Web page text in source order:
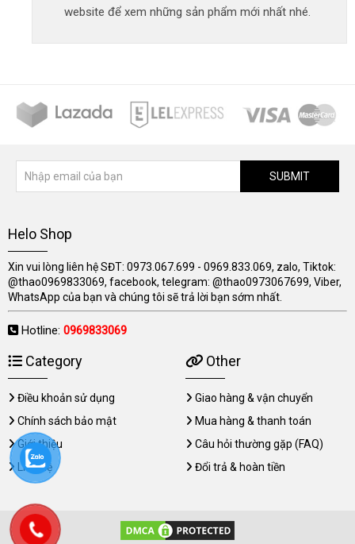
website để xem những sản phẩm mới nhất nhé.
SUBMIT
Helo Shop
Xin vui lòng liên hệ SĐT: 0973.067.699 - 0969.833.069, zalo, Tiktok:
@thao0969833069, facebook, telegram: @thao0973067699, Viber,
WhatsApp của bạn và chúng tôi sẽ trả lời bạn sớm nhất.
Hotline: 0969833069
Category
Điều khoản sử dụng
Chính sách bảo mật
Giới thiệu
Liên hệ
Other
Giao hàng & vận chuyển
Mua hàng & thanh toán
Câu hỏi thường gặp (FAQ)
Đổi trả & hoàn tiền